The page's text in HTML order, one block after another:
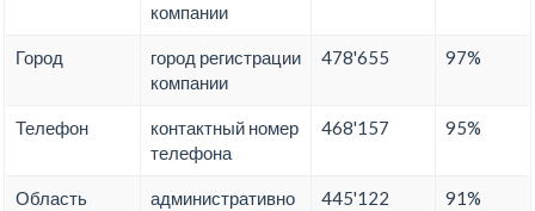
компании
Город
город регистрации
компании
478'655 97%
Телефон
контактный номер
телефона
468'157 95%
Область
административно
445'122 91%